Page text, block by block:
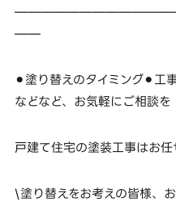
——
⚫︎塗り替えのタイミング⚫︎
などなど、お気軽にご相談を
戸建て住宅の塗装工事はお
\塗り替えをお考えの皆様、